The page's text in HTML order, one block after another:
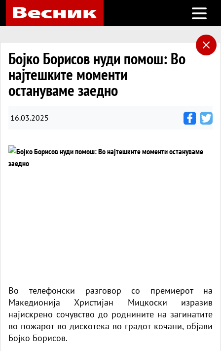
Open
Бојко Борисов нуди помош: Во
најтешките моменти
остануваме заедно
16.03.2025
Во телефонски разговор со премиерот на
Македионија Христијан Мицкоски изразив
најискрено сочувство до роднините на загинатите
во пожарот во дискотека во градот кочани, објави
Бојко Борисов.